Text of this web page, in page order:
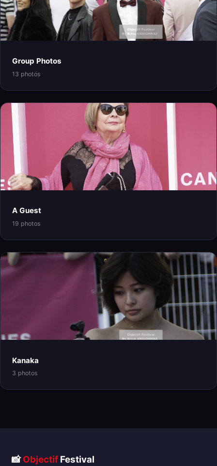
Group Photos
13 photos
A Guest
19 photos
Kanaka
3 photos
📸Objectif Festival